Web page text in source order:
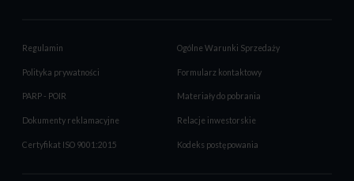
Regulamin Ogólne Warunki Sprzedaży
Polityka prywatności Formularz kontaktowy
PARP - POIR Materiały do pobrania
Dokumenty reklamacyjne Relacje inwestorskie
Certyfikat ISO 9001:2015 Kodeks postępowania